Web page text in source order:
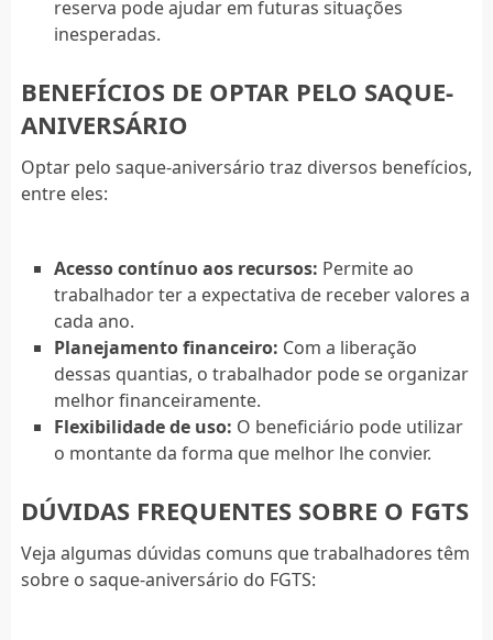
reserva pode ajudar em futuras situações
inesperadas.
BENEFÍCIOS DE OPTAR PELO SAQUE-
ANIVERSÁRIO
Optar pelo saque-aniversário traz diversos benefícios,
entre eles:
Acesso contínuo aos recursos: Permite ao
trabalhador ter a expectativa de receber valores a
cada ano.
Planejamento financeiro: Com a liberação
dessas quantias, o trabalhador pode se organizar
melhor financeiramente.
Flexibilidade de uso: O beneficiário pode utilizar
o montante da forma que melhor lhe convier.
DÚVIDAS FREQUENTES SOBRE O FGTS
Veja algumas dúvidas comuns que trabalhadores têm
sobre o saque-aniversário do FGTS: